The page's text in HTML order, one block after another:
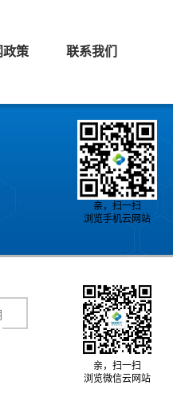
政策 联系我们
亲，扫一扫
浏览手机云网站
亲，扫一扫
浏览微信云网站